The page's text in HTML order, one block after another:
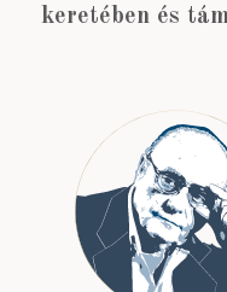
keretében és